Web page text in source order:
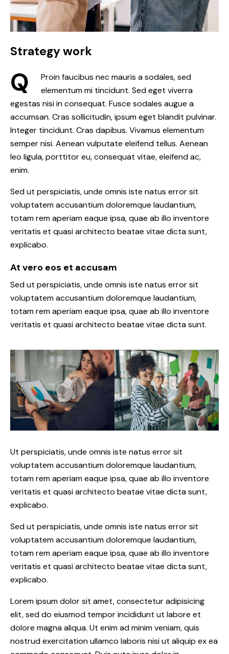
Strategy work
Q
Proin faucibus nec mauris a sodales, sed
elementum mi tincidunt. Sed eget viverra
egestas nisi in consequat. Fusce sodales augue a
accumsan. Cras sollicitudin, ipsum eget blandit pulvinar.
Integer tincidunt. Cras dapibus. Vivamus elementum
semper nisi. Aenean vulputate eleifend tellus. Aenean
leo ligula, porttitor eu, consequat vitae, eleifend ac,
enim.
Sed ut perspiciatis, unde omnis iste natus error sit
voluptatem accusantium doloremque laudantium,
totam rem aperiam eaque ipsa, quae ab illo inventore
veritatis et quasi architecto beatae vitae dicta sunt,
explicabo.
At vero eos et accusam
Sed ut perspiciatis, unde omnis iste natus error sit
voluptatem accusantium doloremque laudantium,
totam rem aperiam eaque ipsa, quae ab illo inventore
veritatis et quasi architecto beatae vitae dicta sunt.
Ut perspiciatis, unde omnis iste natus error sit
voluptatem accusantium doloremque laudantium,
totam rem aperiam eaque ipsa, quae ab illo inventore
veritatis et quasi architecto beatae vitae dicta sunt,
explicabo.
Sed ut perspiciatis, unde omnis iste natus error sit
voluptatem accusantium doloremque laudantium,
totam rem aperiam eaque ipsa, quae ab illo inventore
veritatis et quasi architecto beatae vitae dicta sunt,
explicabo.
Lorem ipsum dolor sit amet, consectetur adipisicing
elit, sed do eiusmod tempor incididunt ut labore et
dolore magna aliqua. Ut enim ad minim veniam, quis
nostrud exercitation ullamco laboris nisi ut aliquip ex ea